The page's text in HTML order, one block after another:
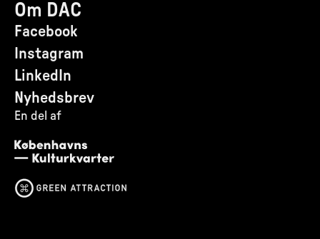
Om DAC
Facebook
Instagram
LinkedIn
Nyhedsbrev
En del af